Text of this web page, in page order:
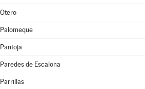
Otero
Palomeque
Pantoja
Paredes de Escalona
Parrillas